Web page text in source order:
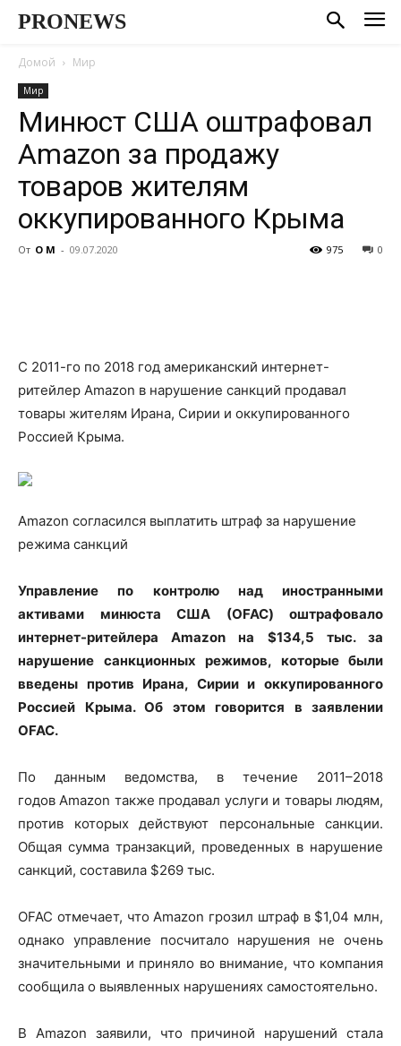
PRONEWS
Домой Мир
Мир
Минюст США оштрафовал
Amazon за продажу
товаров жителям
оккупированного Крыма
От О М - 09.07.2020 0
975
С 2011-го по 2018 год американский интернет-
ритейлер Amazon в нарушение санкций продавал
товары жителям Ирана, Сирии и оккупированного
Россией Крыма.
Amazon согласился выплатить штраф за нарушение
режима санкций
Управление по контролю над иностранными
активами минюста США (OFAC) оштрафовало
интернет-ритейлера Amazon на $134,5 тыс. за
нарушение санкционных режимов, которые были
введены против Ирана, Сирии и оккупированного
Россией Крыма. Об этом говорится в заявлении
OFAC.
По данным ведомства, в течение 2011–2018
годов Amazon также продавал услуги и товары людям,
против которых действуют персональные санкции.
Общая сумма транзакций, проведенных в нарушение
санкций, составила $269 тыс.
OFAC отмечает, что Amazon грозил штраф в $1,04 млн,
однако управление посчитало нарушения не очень
значительными и приняло во внимание, что компания
сообщила о выявленных нарушениях самостоятельно.
В Amazon заявили, что причиной нарушений стала